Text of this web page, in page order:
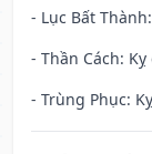
- Lục Bất
- Thần Cách:
- Trùng Phục: